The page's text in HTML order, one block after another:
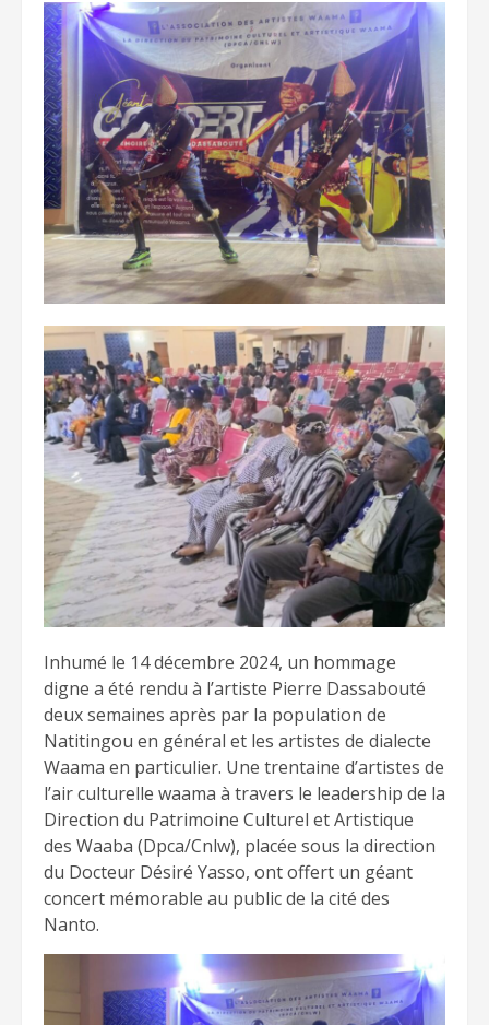
Inhumé le 14 décembre 2024, un hommage
digne a été rendu à l’artiste Pierre Dassabouté
deux semaines après par la population de
Natitingou en général et les artistes de dialecte
Waama en particulier. Une trentaine d’artistes de
l’air culturelle waama à travers le leadership de la
Direction du Patrimoine Culturel et Artistique
des Waaba (Dpca/Cnlw), placée sous la direction
du Docteur Désiré Yasso, ont offert un géant
concert mémorable au public de la cité des
Nanto.